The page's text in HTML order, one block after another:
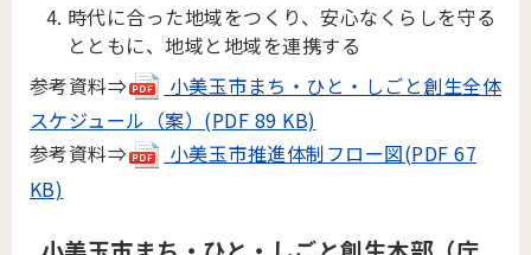
時代に合った地域をつくり、安心なくらしを守る
とともに、地域と地域を連携する
参考資料⇒
小美玉市まち・ひと・しごと創生全体
スケジュール（案）(PDF 89 KB)
参考資料⇒
小美玉市推進体制フロー図(PDF 67
KB)